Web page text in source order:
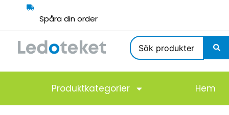
innehåll
Spåra din order
Search
...
Produktkategorier Hem